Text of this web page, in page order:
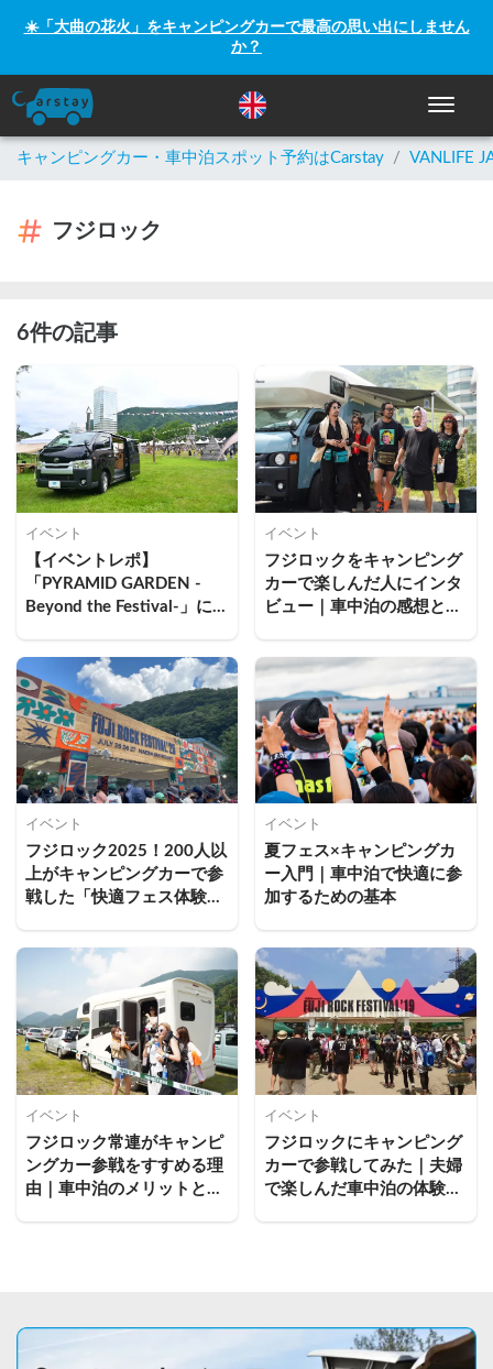
☀️「大曲の花火」をキャンピングカーで最高の思い出にしません
か？
ナビゲ
キャンピングカー・車中泊スポット予約はCarstay / VANLIFE
フジロック
6件の記事
イベント
【イベントレポ】
「PYRAMID GARDEN -
Beyond the Festival-」に
してきた
イベント
フジロックをキャンピング
カーで楽しんだ人にインタ
ビュー｜車中泊の感想と実
イベント
フジロック2025！200人以
上がキャンピングカーで参
戦した「快適フェス体験」
イベント
夏フェス×キャンピングカ
ー入門｜車中泊で快適に参
加するための基本
イベント
フジロック常連がキャンピ
ングカー参戦をすすめる理
由｜車中泊のメリットと過
イベント
フジロックにキャンピング
カーで参戦してみた｜夫婦
で楽しんだ車中泊の体験談